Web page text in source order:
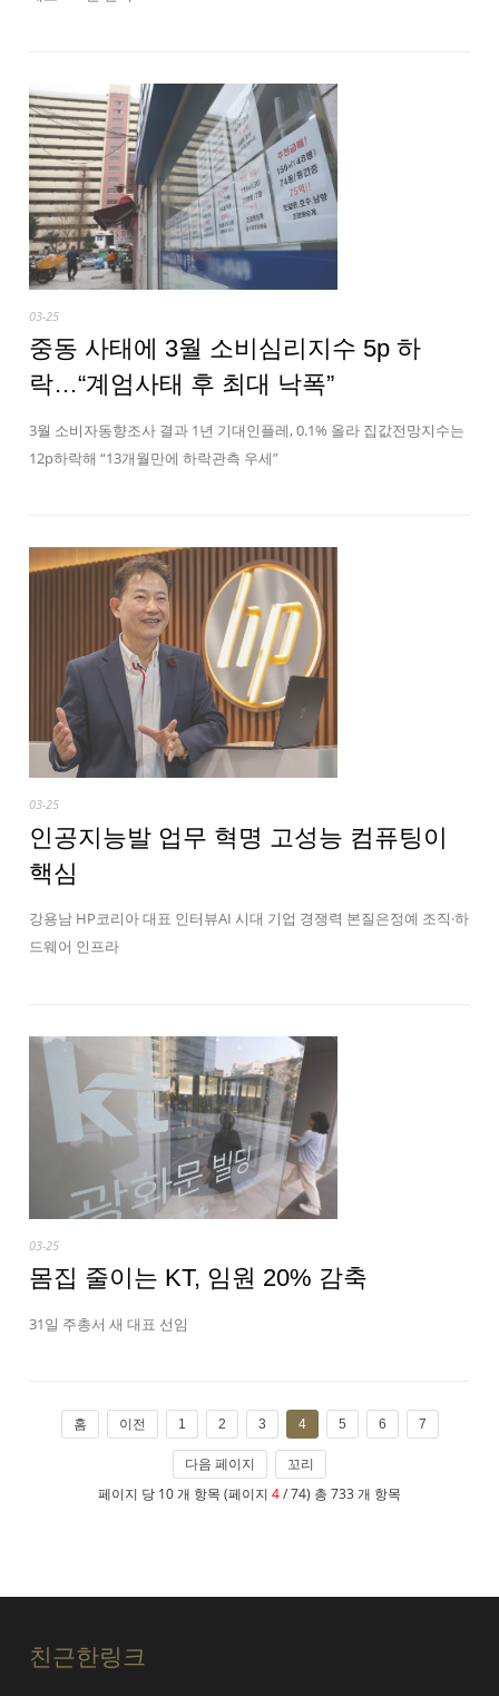
03-25
중동 사태에 3월 소비심리지수 5p 하
락…“계엄사태 후 최대 낙폭”
3월 소비자동향조사 결과 1년 기대인플레, 0.1% 올라 집값전망지수는
12p하락해 “13개월만에 하락관측 우세”
03-25
인공지능발 업무 혁명 고성능 컴퓨팅이
핵심
강용남 HP코리아 대표 인터뷰AI 시대 기업 경쟁력 본질은정예 조직·하
드웨어 인프라
03-25
몸집 줄이는 KT, 임원 20% 감축
31일 주총서 새 대표 선임
홈 이전 1 2 3 4 5 6 7
다음 페이지 꼬리
페이지 당 10 개 항목 (페이지 4/ 74) 총 733 개 항목
친근한링크